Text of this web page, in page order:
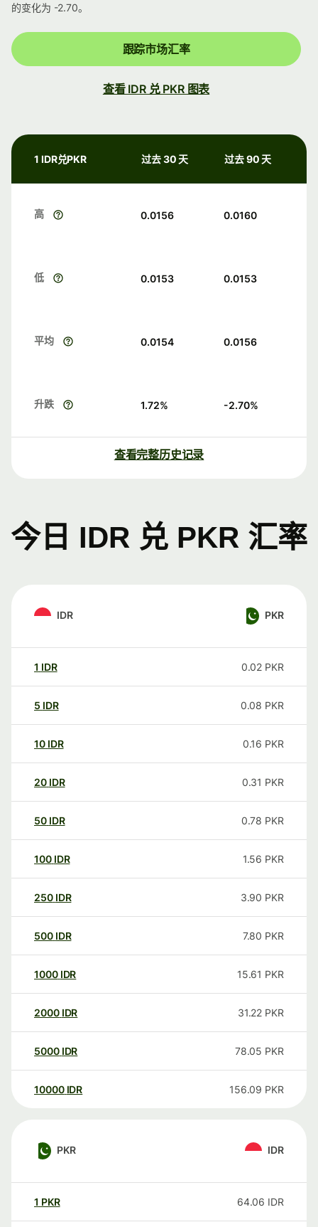
的变化为 -2.70。
跟踪市场汇率
查看 IDR 兑 PKR 图表
1 IDR兑PKR 过去 30 天 过去 90 天
高 0.0156 0.0160
低 0.0153 0.0153
平均 0.0154 0.0156
升跌 1.72% -2.70%
查看完整历史记录
今日 IDR 兑 PKR 汇率
IDR PKR
1 IDR 0.02 PKR
5 IDR 0.08 PKR
10 IDR 0.16 PKR
20 IDR 0.31 PKR
50 IDR 0.78 PKR
100 IDR 1.56 PKR
250 IDR 3.90 PKR
500 IDR 7.80 PKR
1000 IDR 15.61 PKR
2000 IDR 31.22 PKR
5000 IDR 78.05 PKR
10000 IDR 156.09 PKR
PKR IDR
1 PKR 64.06 IDR